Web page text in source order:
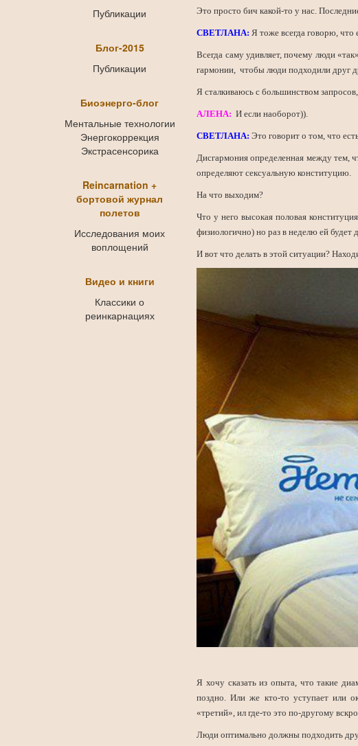
Публикации
Блог-2015
Публикации
Биоэнерго-блог
Ментальные технологии
Энергокоррекция
Экстрасенсорика
Reincarnation +
бортовой журнал
полетов
Исследования моих
воплощений
Видео и книги
Классики о
реинкарнациях
Это просто бич какой-то у нас.
СВЕТЛАНА: Я тоже всегда говорю,
Всегда саму удивляет, почему люди
гармонии, чтобы люди подходили друг
Я сталкиваюсь с большинством
АЛЕНА: И если наоборот)).
СВЕТЛАНА: Это говорит о том, что
Дисгармония определенная между тем,
определяют сексуальную конституцию.
На что выходим?
Что у него высокая половая
физиологично) но раз в неделю ей
И вот что делать в этой ситуации?
Я хочу сказать из опыта, что такие
поздно. Или же кто-то уступает или
«третий», ил где-то это по-другому
Люди оптимально должны подходить